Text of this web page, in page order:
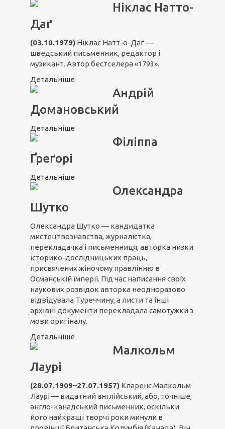
Ніклас Натто-
Даґ
(03.10.1979) Ніклас Натт-о-Даґ —
шведський письменник, редактор і
музикант. Автор бестселера «1793».
Детальніше
Андрій
Домановський
Детальніше
Філіппа
Ґреґорі
Детальніше
Олександра
Шутко
Олександра Шутко — кандидатка
мистецтвознавства, журналістка,
перекладачка і письменниця, авторка низки
історико-дослідницьких праць,
присвячених жіночому правлінню в
Османській імперії. Під час написання своїх
наукових розвідок авторка неодноразово
відвідувала Туреччину, а листи та інші
архівні документи перекладала самотужки з
мови оригіналу.
Детальніше
Малкольм
Лаурі
(28.07.1909–27.07.1957) Кларенс Малкольм
Лаурі — видатний англійський, або, точніше,
англо-канадський письменник, оскільки
його найкращі творчі роки минули в